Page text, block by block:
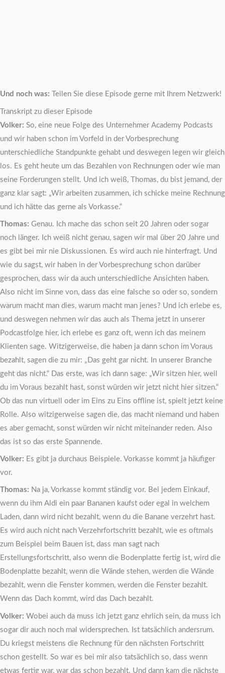
Und noch was: Teilen Sie diese Episode gerne mit Ihrem Netzwerk!
Transkript zu dieser Episode
Volker: So, eine neue Folge des Unternehmer Academy Podcasts
und wir haben schon im Vorfeld in der Vorbesprechung
unterschiedliche Standpunkte gehabt und deswegen legen wir gleich
los. Es geht heute um das Bezahlen von Rechnungen oder wie man
seine Forderungen stellt. Und ich weiß, Thomas, du bist jemand, der
ganz klar sagt: „Wir arbeiten zusammen, ich schicke meine Rechnung
und ich hätte das gerne als Vorkasse.“
Thomas: Genau. Ich mache das schon seit 20 Jahren oder sogar
noch länger. Ich weiß nicht genau, sagen wir mal über 20 Jahre und
es gibt bei mir nie Diskussionen. Es wird auch nie hinterfragt. Und
wie du sagst, wir haben in der Vorbesprechung schon darüber
gesprochen, dass wir da auch unterschiedliche Ansichten haben.
Also nicht im Sinne von, dass das eine falsche so oder so, sondern
warum macht man dies, warum macht man jenes? Und ich erlebe es,
und deswegen nehmen wir das auch als Thema jetzt in unserer
Podcastfolge hier, ich erlebe es ganz oft, wenn ich das meinem
Klienten sage. Witzigerweise, die haben ja dann schon im Voraus
bezahlt, sagen die zu mir: „Das geht gar nicht. In unserer Branche
geht das nicht.“ Das erste, was ich dann sage: „Wir sitzen hier, weil
du im Voraus bezahlt hast, sonst würden wir jetzt nicht hier sitzen.“
Ob das nun virtuell oder im Eins zu Eins offline ist, spielt jetzt keine
Rolle. Also witzigerweise sagen die, das macht niemand und haben
es aber gemacht, sonst würden wir nicht miteinander reden. Also
das ist so das erste Spannende.
Volker: Es gibt ja durchaus Beispiele. Vorkasse kommt ja häufiger
vor.
Thomas: Na ja, Vorkasse kommt ständig vor. Bei jedem Einkauf,
wenn du ihm Aldi ein paar Bananen kaufst oder egal in welchem
Laden, dann wird nicht bezahlt, wenn du die Banane verzehrt hast.
Es wird auch nicht nach Verzehrfortschritt bezahlt, wie es oftmals
zum Beispiel beim Bauen ist, dass man sagt nach
Erstellungsfortschritt, also wenn die Bodenplatte fertig ist, wird die
Bodenplatte bezahlt, wenn die Wände stehen, werden die Wände
bezahlt, wenn die Fenster kommen, werden die Fenster bezahlt.
Wenn das Dach kommt, wird das Dach bezahlt.
Volker: Wobei auch da muss ich jetzt ganz ehrlich sein, da muss ich
sogar dir auch noch mal widersprechen. Ist tatsächlich andersrum.
Du kriegst meistens die Rechnung für den nächsten Fortschritt
schon gestellt. So war es bei mir also tatsächlich so, dass wenn
etwas fertig war, war das schon bezahlt. Und dann kam die nächste